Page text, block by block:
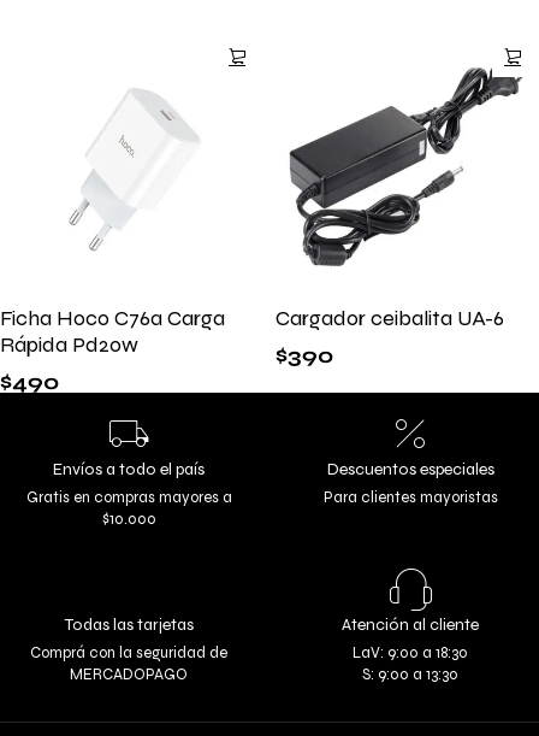
Ficha Hoco C76a Carga
Rápida Pd20w
$490
Cargador ceibalita UA-6
$390
Envíos a todo el país
Gratis en compras mayores a
$10.000
Descuentos especiales
Para clientes mayoristas
Todas las tarjetas
Comprá con la seguridad de
MERCADOPAGO
Atención al cliente
LaV: 9:00 a 18:30
S: 9:00 a 13:30